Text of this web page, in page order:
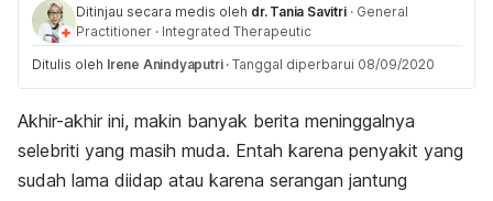
Ditinjau secara medis oleh dr. Tania Savitri · General
Practitioner · Integrated Therapeutic
Ditulis oleh Irene Anindyaputri · Tanggal diperbarui 08/09/2020
Akhir-akhir ini, makin banyak berita meninggalnya
selebriti yang masih muda. Entah karena penyakit yang
sudah lama diidap atau karena serangan jantung